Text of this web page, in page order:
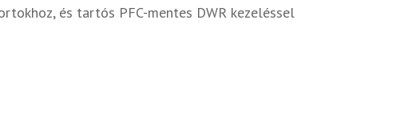
és tartós PFC-mentes DWR kezeléssel